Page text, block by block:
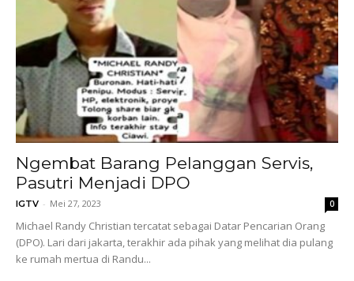
Ngembat Barang Pelanggan Servis,
Pasutri Menjadi DPO
IGTV - Mei 27, 2023 0
Michael Randy Christian tercatat sebagai Datar Pencarian Orang
(DPO). Lari dari jakarta, terakhir ada pihak yang melihat dia pulang
ke rumah mertua di Randu...